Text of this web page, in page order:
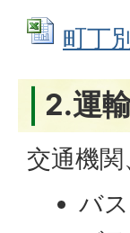
町丁
2.運
交通機
バ